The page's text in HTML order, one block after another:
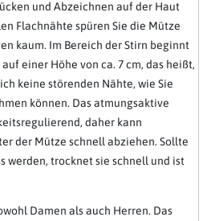
und Abzeichnen auf der Haut
Flachnähte spüren Sie die Mütze
kaum. Im Bereich der Stirn beginnt
einer Höhe von ca. 7 cm, das heißt,
keine störenden Nähte, wie Sie
können. Das atmungsaktive
daher kann
der Mütze schnell abziehen. Sollte
werden, trocknet sie schnell und ist
Damen als auch Herren. Das